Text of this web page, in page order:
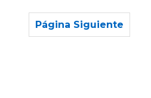
Página Siguiente